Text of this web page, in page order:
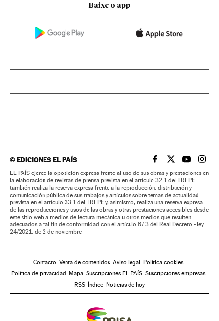
Baixe o app
©EDICIONES EL PAÍS EL PAÍS BRASIL EN
EL PAÍSEL PAÍS
EL
EL PAÍS ejerce la oposición expresa frente al uso de sus obras y prestaciones en
la elaboración de revistas de prensa prevista en el artículo 32.1 del TRLPI;
también realiza la reserva expresa frente a la reproducción, distribución y
comunicación pública de sus trabajos y artículos sobre temas de actualidad
prevista en el artículo 33.1 del TRLPI; y, asimismo, realiza una reserva expresa
de las reproducciones y usos de las obras y otras prestaciones accesibles desde
este sitio web a medios de lectura mecánica u otros medios que resulten
adecuados a tal fin de conformidad con el artículo 67.3 del Real Decreto - ley
24/2021, de 2 de noviembre
Contacto Venta de contenidos Aviso legal Política cookies
Política de privacidad Mapa Suscripciones EL PAÍS Suscripciones empresas
RSS Índice Noticias de hoy